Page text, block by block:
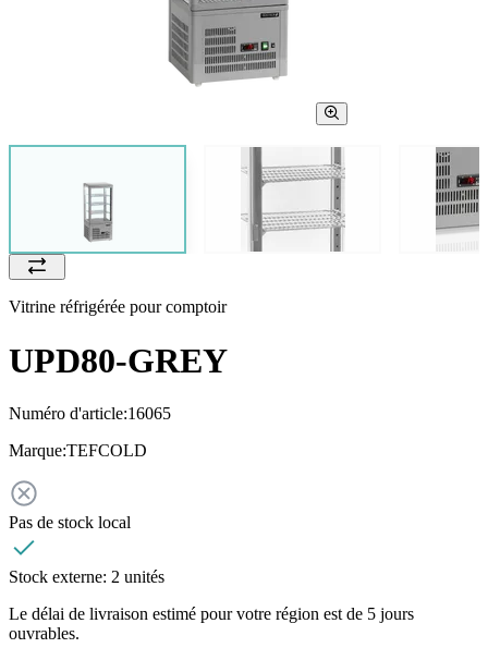
Vitrine réfrigérée pour comptoir
UPD80-GREY
Numéro d'article:16065
Marque:TEFCOLD
Pas de stock local
Stock externe: 2 unités
Le délai de livraison estimé pour votre région est de 5 jours
ouvrables.